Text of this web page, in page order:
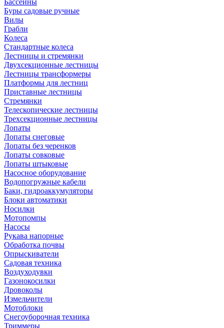
Бассейны
Буры садовые ручные
Вилы
Грабли
Колеса
Стандартные колеса
Лестницы и стремянки
Двухсекционные лестницы
Лестницы трансформеры
Платформы для лестниц
Приставные лестницы
Стремянки
Телескопические лестницы
Трехсекционные лестницы
Лопаты
Лопаты снеговые
Лопаты без черенков
Лопаты совковые
Лопаты штыковые
Насосное оборудование
Водопогружные кабели
Баки, гидроаккумуляторы
Блоки автоматики
Носилки
Мотопомпы
Насосы
Рукава напорные
Обработка почвы
Опрыскиватели
Садовая техника
Воздуходувки
Газонокосилки
Дровоколы
Измельчители
Мотоблоки
Снегоуборочная техника
Триммеры